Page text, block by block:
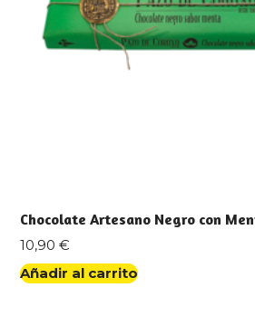
Chocolate Artesano Negro con
10,90€
Añadir al carrito